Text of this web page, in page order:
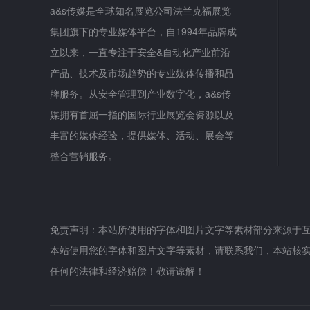
a&s传媒是全球知名展览公司法兰克福展览
集团旗下的专业媒体平台，自1994年品牌成
立以来，一直专注于安全&自动化产业前沿
产品、技术及市场趋势的专业媒体传播和品
牌服务。从安全管理到产业数字化，a&s传
媒拥有首屈一指的国际行业展览会资源以及
丰富的媒体经验，提供媒体、活动、展会等
整合营销服务。
免责声明：本站所使用的字体和图片文字等素材部分来源
本站使用您的字体和图片文字等素材，请联系我们，本站
任何的法律和经济赔偿！敬请谅解！